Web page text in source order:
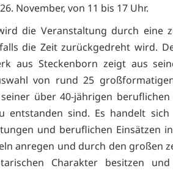
November, von 11 bis 17 Uhr.
die Veranstaltung durch eine
die Zeit zurückgedreht wird.
aus Steckenborn zeigt aus
von rund 25
über 40-jährigen
entstanden sind. Es handelt
und beruflichen Einsätzen
anregen und durch den großen
Charakter besitzen